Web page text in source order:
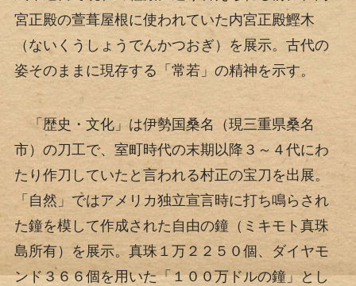
宮正殿の萱葺屋根に使われていた内宮正殿鰹木
（ないくうしょうでんかつおぎ）を展示。古代の
姿そのままに現存する「常若」の精神を示す。
「歴史・文化」は伊勢国桑名（現三重県桑名
市）の刀工で、室町時代の末期以降３～４代にわ
たり作刀していたと言われる村正の宝刀を出展。
「自然」ではアメリカ独立宣言時に打ち鳴らされ
た鐘を模して作成された自由の鐘（ミキモト真珠
島所有）を展示。真珠１万２２５０個、ダイヤモ
ンド３６６個を用いた「１００万ドルの鐘」とし